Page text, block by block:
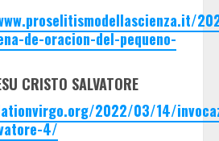
de-oracion-del-pequeno-
CRISTO SALVATORE
2022/03/14/
4/